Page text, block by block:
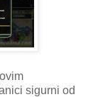
sigurni od